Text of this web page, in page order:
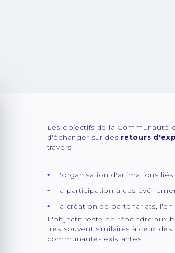
Les objectifs de la Communauté
d'échanger sur des retours
travers :
l'organisation d'animations
la participation à des
la création de partenariats,
L'objectif reste de répondre aux
très souvent similaires à ceux
communautés existantes.